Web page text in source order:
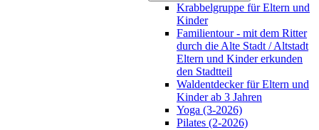
Krabbelgruppe für Eltern und
Kinder
Familientour - mit dem Ritter
durch die Alte Stadt / Altstadt
Eltern und Kinder erkunden
den Stadtteil
Waldentdecker für Eltern und
Kinder ab 3 Jahren
Yoga (3-2026)
Pilates (2-2026)